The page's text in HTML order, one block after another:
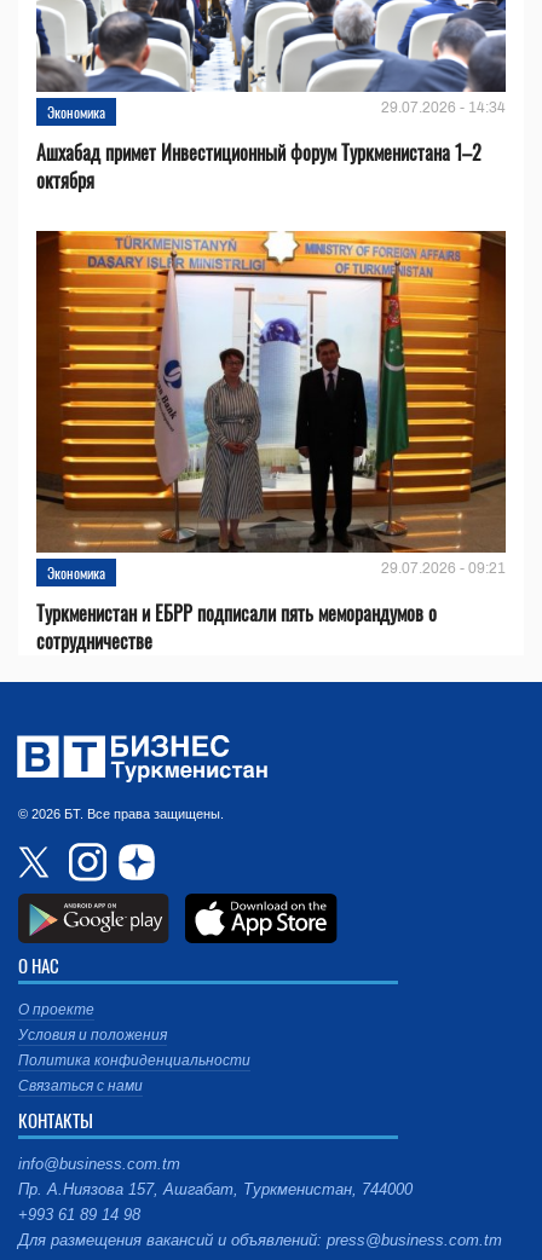
Экономика 29.07.2026 - 14:34
Ашхабад примет Инвестиционный форум Туркменистана 1–2
октября
Экономика 29.07.2026 - 09:21
Туркменистан и ЕБРР подписали пять меморандумов о
сотрудничестве
© 2026 БТ. Все права защищены.
О НАС
О проекте
Условия и положения
Политика конфиденциальности
Связаться с нами
КОНТАКТЫ
info@business.com.tm
Пр. А.Ниязова 157, Ашгабат, Туркменистан, 744000
+993 61 89 14 98
Для размещения вакансий и объявлений: press@business.com.tm